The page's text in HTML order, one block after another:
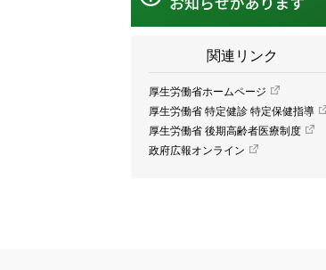
関連リンク
厚生労働省ホームページ
厚生労働省 特定健診 特定保健指導
厚生労働省 後期高齢者医療制度
政府広報オンライン